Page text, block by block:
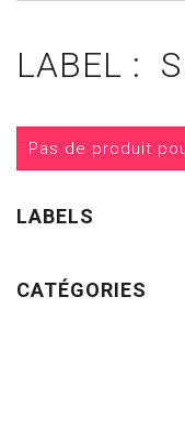
LABEL :
Pas de produit
LABELS
CATÉGORIES